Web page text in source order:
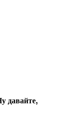
давайте,